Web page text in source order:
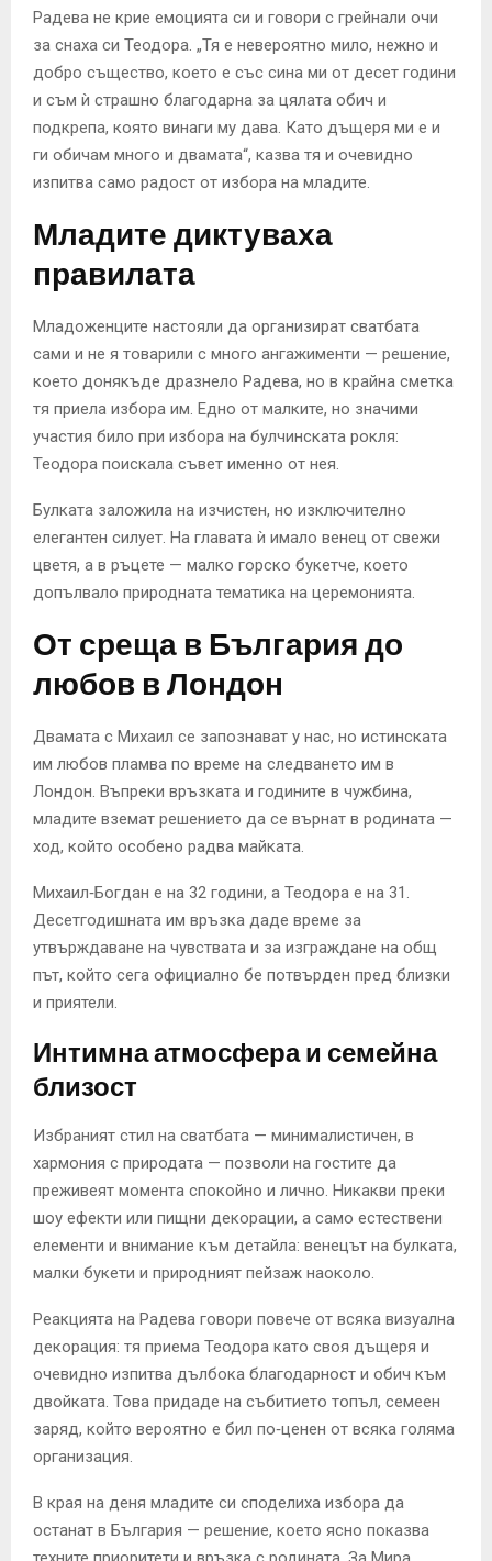
Радева не крие емоцията си и говори с грейнали очи
за снаха си Теодора. „Тя е невероятно мило, нежно и
добро същество, което е със сина ми от десет години
и съм ѝ страшно благодарна за цялата обич и
подкрепа, която винаги му дава. Като дъщеря ми е и
ги обичам много и двамата“, казва тя и очевидно
изпитва само радост от избора на младите.
Младите диктуваха
правилата
Младоженците настояли да организират сватбата
сами и не я товарили с много ангажименти — решение,
което донякъде дразнело Радева, но в крайна сметка
тя приела избора им. Едно от малките, но значими
участия било при избора на булчинската рокля:
Теодора поискала съвет именно от нея.
Булката заложила на изчистен, но изключително
елегантен силует. На главата ѝ имало венец от свежи
цветя, а в ръцете — малко горско букетче, което
допълвало природната тематика на церемонията.
От среща в България до
любов в Лондон
Двамата с Михаил се запознават у нас, но истинската
им любов пламва по време на следването им в
Лондон. Въпреки връзката и годините в чужбина,
младите вземат решението да се върнат в родината —
ход, който особено радва майката.
Михаил‑Богдан е на 32 години, а Теодора е на 31.
Десетгодишната им връзка даде време за
утвърждаване на чувствата и за изграждане на общ
път, който сега официално бе потвърден пред близки
и приятели.
Интимна атмосфера и семейна
близост
Избраният стил на сватбата — минималистичен, в
хармония с природата — позволи на гостите да
преживеят момента спокойно и лично. Никакви преки
шоу ефекти или пищни декорации, а само естествени
елементи и внимание към детайла: венецът на булката,
малки букети и природният пейзаж наоколо.
Реакцията на Радева говори повече от всяка визуална
декорация: тя приема Теодора като своя дъщеря и
очевидно изпитва дълбока благодарност и обич към
двойката. Това придаде на събитието топъл, семеен
заряд, който вероятно е бил по‑ценен от всяка голяма
организация.
В края на деня младите си споделиха избора да
останат в България — решение, което ясно показва